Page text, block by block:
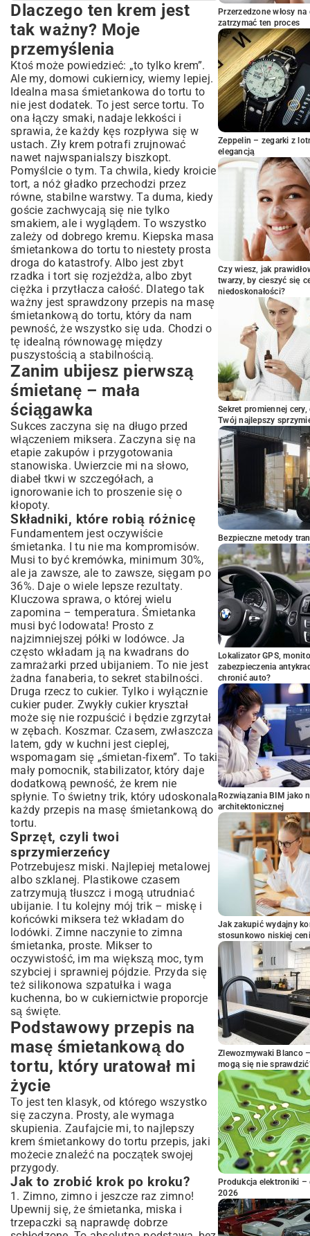
Dlaczego ten krem jest tak ważny? Moje
przemyślenia
Zanim ubijesz pierwszą śmietanę –
mała ściągawka
Składniki, które robią różnicę
Sprzęt, czyli twoi sprzymierzeńcy
Podstawowy przepis na masę
śmietankową do tortu, który uratował mi
życie
Jak to zrobić krok po kroku?
Moje rady, żeby zawsze wyszło
Gdy nuda wkrada się do kuchni, czyli
wariacje na temat kremu
Mój faworyt: masa śmietankowa z
mascarpone
A co, jeśli nie chcę żelatyny?
Szaleństwo smaków
Moje cukiernicze koszmary i jak się z
nimi uporałam
Pomocy, śmietana się nie ubija!
Dlaczego krem rozpływa się w torcie?
Co dalej z tym kremem? Jak go użyć i
przechowywać
Jak nakładać krem, by wyglądało
profesjonalnie?
Przechowywanie bez tajemnic
Kilka słów ode mnie na koniec
Dlaczego ten krem jest
tak ważny? Moje
przemyślenia
Ktoś może powiedzieć: „to tylko krem”.
Ale my, domowi cukiernicy, wiemy lepiej.
Idealna masa śmietankowa do tortu to
nie jest dodatek. To jest serce tortu. To
ona łączy smaki, nadaje lekkości i
sprawia, że każdy kęs rozpływa się w
ustach. Zły krem potrafi zrujnować
nawet najwspanialszy biszkopt.
Pomyślcie o tym. Ta chwila, kiedy kroicie
tort, a nóż gładko przechodzi przez
równe, stabilne warstwy. Ta duma, kiedy
goście zachwycają się nie tylko
smakiem, ale i wyglądem. To wszystko
zależy od dobrego kremu. Kiepska masa
śmietankowa do tortu to niestety prosta
droga do katastrofy. Albo jest zbyt
rzadka i tort się rozjeżdża, albo zbyt
ciężka i przytłacza całość. Dlatego tak
ważny jest sprawdzony przepis na masę
śmietankową do tortu, który da nam
pewność, że wszystko się uda. Chodzi o
tę idealną równowagę między
puszystością a stabilnością.
Zanim ubijesz pierwszą
śmietanę – mała
ściągawka
Sukces zaczyna się na długo przed
włączeniem miksera. Zaczyna się na
etapie zakupów i przygotowania
stanowiska. Uwierzcie mi na słowo,
diabeł tkwi w szczegółach, a
ignorowanie ich to proszenie się o
kłopoty.
Składniki, które robią różnicę
Fundamentem jest oczywiście
śmietanka. I tu nie ma kompromisów.
Musi to być kremówka, minimum 30%,
ale ja zawsze, ale to zawsze, sięgam po
36%. Daje o wiele lepsze rezultaty.
Kluczowa sprawa, o której wielu
zapomina – temperatura. Śmietanka
musi być lodowata! Prosto z
najzimniejszej półki w lodówce. Ja
często wkładam ją na kwadrans do
zamrażarki przed ubijaniem. To nie jest
żadna fanaberia, to sekret stabilności.
Druga rzecz to cukier. Tylko i wyłącznie
cukier puder. Zwykły cukier kryształ
może się nie rozpuścić i będzie zgrzytał
w zębach. Koszmar. Czasem, zwłaszcza
latem, gdy w kuchni jest cieplej,
wspomagam się „śmietan-fixem”. To taki
mały pomocnik, stabilizator, który daje
dodatkową pewność, że krem nie
spłynie. To świetny trik, który udoskonala
każdy przepis na masę śmietankową do
tortu.
Sprzęt, czyli twoi
sprzymierzeńcy
Potrzebujesz miski. Najlepiej metalowej
albo szklanej. Plastikowe czasem
zatrzymują tłuszcz i mogą utrudniać
ubijanie. I tu kolejny mój trik – miskę i
końcówki miksera też wkładam do
lodówki. Zimne naczynie to zimna
śmietanka, proste. Mikser to
oczywistość, im ma większą moc, tym
szybciej i sprawniej pójdzie. Przyda się
też silikonowa szpatułka i waga
kuchenna, bo w cukiernictwie proporcje
są święte.
Podstawowy przepis na
masę śmietankową do
tortu, który uratował mi
życie
To jest ten klasyk, od którego wszystko
się zaczyna. Prosty, ale wymaga
skupienia. Zaufajcie mi, to najlepszy
krem śmietankowy do tortu przepis, jaki
możecie znaleźć na początek swojej
przygody.
Jak to zrobić krok po kroku?
1. Zimno, zimno i jeszcze raz zimno!
Upewnij się, że śmietanka, miska i
trzepaczki są naprawdę dobrze
Przerzedzone włosy
zatrzymać ten proces
Zeppelin – zegarki z
elegancją
Czy wiesz, jak
twarzy, by cieszyć się
niedoskonałości?
Sekret promiennej
Twój najlepszy
Bezpieczne metody
Lokalizator GPS,
zabezpieczenia
chronić auto?
Rozwiązania BIM jako
architektonicznej
Jak zakupić wydajny
stosunkowo niskiej
Zlewozmywaki Blanco
mogą się nie
Produkcja elektroniki –
2026